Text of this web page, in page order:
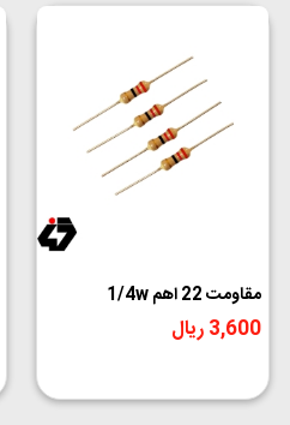
مقاومت 22 اهم 1/4w
3,600 ریال